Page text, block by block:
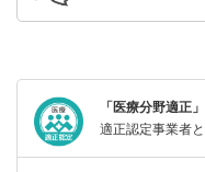
「医療分野適正
適正認定事業者